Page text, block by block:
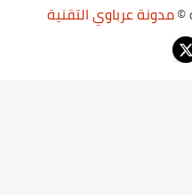
مدونة عرباوي التقنية